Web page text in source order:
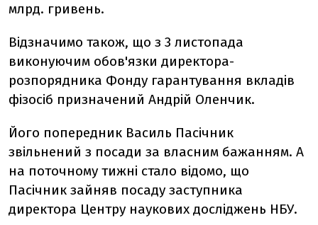
млрд. гривень.
Відзначимо також, що з 3 листопада
виконуючим обов'язки директора-
розпорядника Фонду гарантування вкладів
фізосіб призначений Андрій Оленчик.
Його попередник Василь Пасічник
звільнений з посади за власним бажанням. А
на поточному тижні стало відомо, що
Пасічник зайняв посаду заступника
директора Центру наукових досліджень НБУ.